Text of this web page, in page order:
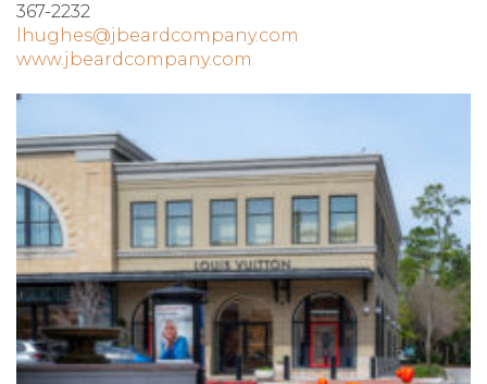
367-2232
lhughes@jbeardcompany.com
www.jbeardcompany.com